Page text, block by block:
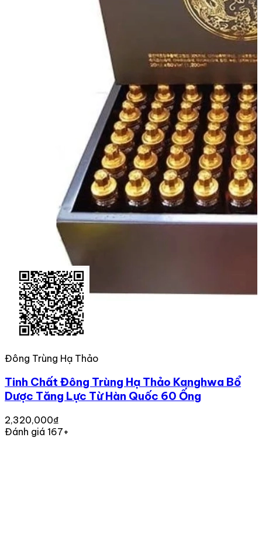
Đông Trùng Hạ Thảo
Tinh Chất Đông Trùng Hạ Thảo Kanghwa Bổ
Dược Tăng Lực Từ Hàn Quốc 60 Ống
2,320,000₫
Đánh giá 167+